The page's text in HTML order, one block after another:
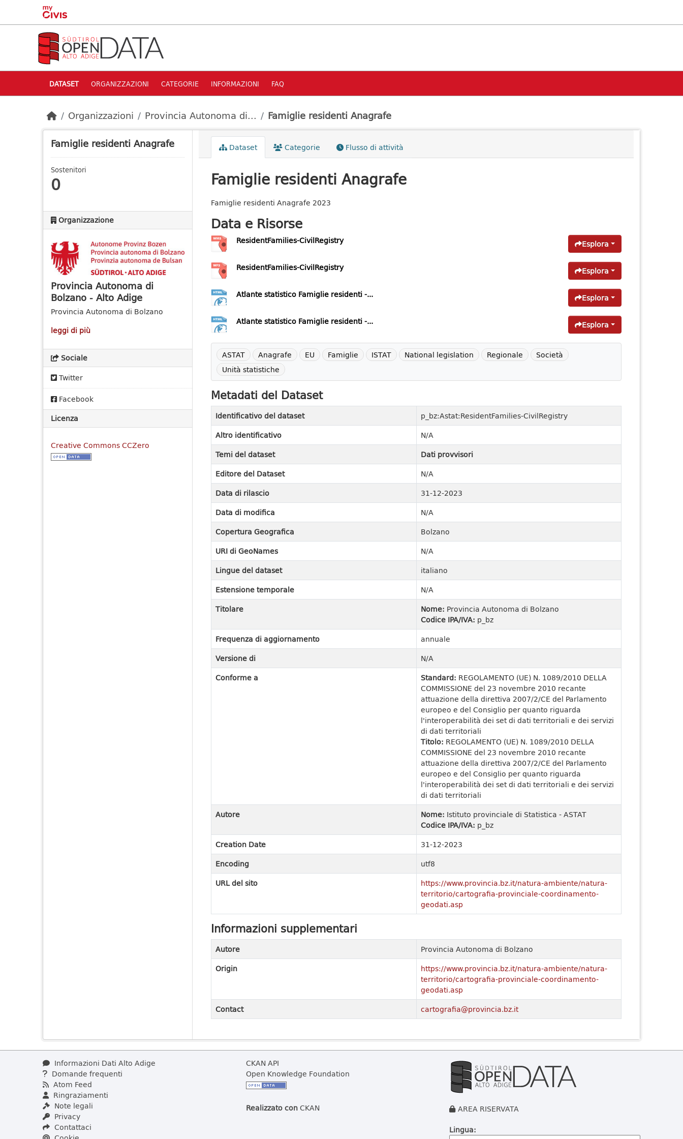
Skip to main content
DATASET ORGANIZZAZIONI CATEGORIE INFORMAZIONI FAQ
Organizzazioni Provincia Autonoma di... Famiglie residenti Anagrafe
Famiglie residenti Anagrafe
Sostenitori
0
Organizzazione
Provincia Autonoma di
Bolzano - Alto Adige
Provincia Autonoma di Bolzano
leggi di più
Sociale
Twitter
Facebook
Licenza
Creative Commons CCZero
Dataset Categorie Flusso di attività
Famiglie residenti Anagrafe
Famiglie residenti Anagrafe 2023
Data e Risorse
ResidentFamilies-CivilRegistry Esplora
ResidentFamilies-CivilRegistry Esplora
Atlante statistico Famiglie residenti -... Esplora
Atlante statistico Famiglie residenti -... Esplora
ASTAT Anagrafe EU Famiglie ISTAT National legislation Regionale
Società
Unità statistiche
Metadati del Dataset
Identificativo del dataset
p_bz:Astat:ResidentFamilies-CivilRegistry
Altro identificativo
N/A
Temi del dataset
Dati provvisori
Editore del Dataset
N/A
Data di rilascio
31-12-2023
Data di modifica
N/A
Copertura Geografica
Bolzano
URI di GeoNames
N/A
Lingue del dataset
italiano
Estensione temporale
N/A
Titolare
Nome: Provincia Autonoma di Bolzano
Codice IPA/IVA: p_bz
Frequenza di aggiornamento
annuale
Versione di
N/A
Conforme a
Standard: REGOLAMENTO (UE) N. 1089/2010 DELLA
COMMISSIONE del 23 novembre 2010 recante
attuazione della direttiva 2007/2/CE del Parlamento
europeo e del Consiglio per quanto riguarda
l'interoperabilità dei set di dati territoriali e dei servizi
di dati territoriali
Titolo: REGOLAMENTO (UE) N. 1089/2010 DELLA
COMMISSIONE del 23 novembre 2010 recante
attuazione della direttiva 2007/2/CE del Parlamento
europeo e del Consiglio per quanto riguarda
l'interoperabilità dei set di dati territoriali e dei servizi
di dati territoriali
Autore
Nome: Istituto provinciale di Statistica - ASTAT
Codice IPA/IVA: p_bz
Creation Date
31-12-2023
Encoding
utf8
URL del sito
https://www.provincia.bz.it/natura-ambiente/natura-
territorio/cartografia-provinciale-coordinamento-
geodati.asp
Informazioni supplementari
Autore
Provincia Autonoma di Bolzano
Origin
https://www.provincia.bz.it/natura-ambiente/natura-
territorio/cartografia-provinciale-coordinamento-
geodati.asp
Contact
cartografia@provincia.bz.it
Informazioni Dati Alto Adige
Domande frequenti
Atom Feed
Ringraziamenti
Note legali
Privacy
Contattaci
CKAN API
Open Knowledge Foundation
Realizzato conCKAN
AREA RISERVATA
Lingua